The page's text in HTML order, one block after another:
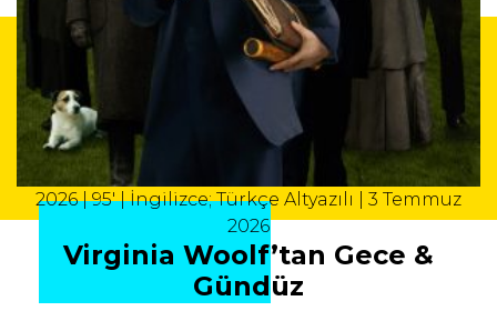
2026 | 95' | İngilizce; Türkçe Altyazılı | 3 Temmuz
2026
Virginia Woolf’tan Gece &
Gündüz